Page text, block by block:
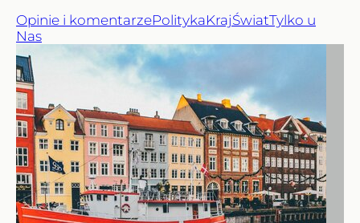
Opinie i komentarzePolitykaKrajŚwiatTylko u
Nas